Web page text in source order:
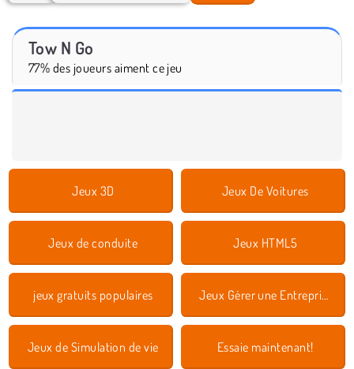
Tow N Go
77% des joueurs aiment ce jeu
Jeux 3D Jeux De Voitures
Jeux de conduite Jeux HTML5
jeux gratuits populaires Jeux Gérer une Entreprise
Jeux de Simulation de vie Essaie maintenant!